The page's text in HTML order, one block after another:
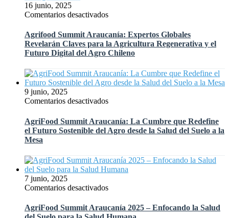
«Revitalización
la
Tierra»
en
Taller
«Promotores
el
del
Futuro»
16 junio, 2025
Comentarios desactivadosen
Summit
Araucanía:
Expertos
Revelarán
Claves
para
Agricultura
y
el
del
Agro
Agrifood Summit Araucanía: Expertos Globales
Revelarán Claves para la Agricultura Regenerativa y el
Futuro Digital del Agro Chileno
9 junio, 2025
Comentarios desactivadosen
Summit
Araucanía:
La
Redefine
el
Sostenible
Agro
AgriFood Summit Araucanía: La Cumbre que Redefine
el Futuro Sostenible del Agro desde la Salud del Suelo a la
Mesa
7 junio, 2025
Comentarios desactivadosen
Summit
Araucanía
AgriFood Summit Araucanía 2025 – Enfocando la Salud